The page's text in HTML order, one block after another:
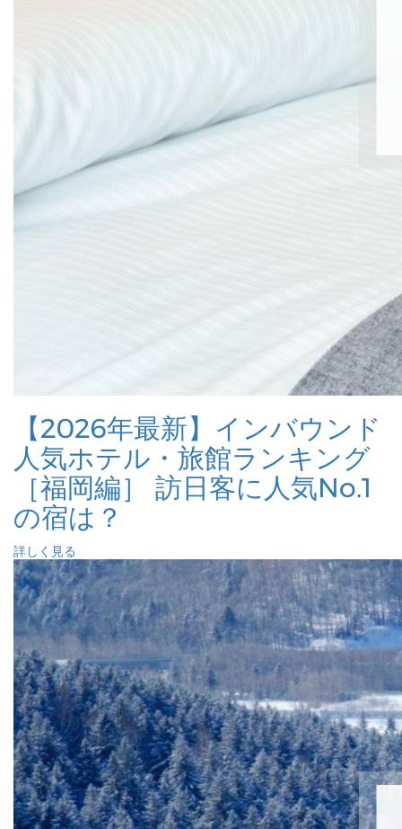
【2026年最新】インバウンド
人気ホテル・旅館ランキング
［福岡編］ 訪日客に人気No.1
の宿は？
詳しく見る